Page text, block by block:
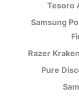
Tesoro
Samsung
Razer
Pure